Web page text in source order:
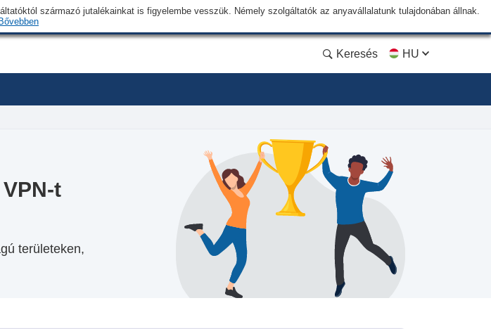
származó jutalékainkat is figyelembe vesszük. Némely szolgáltatók az anyavállalatunk tulajdonában állnak.
Bővebben
Keresés HU
t
területeken,